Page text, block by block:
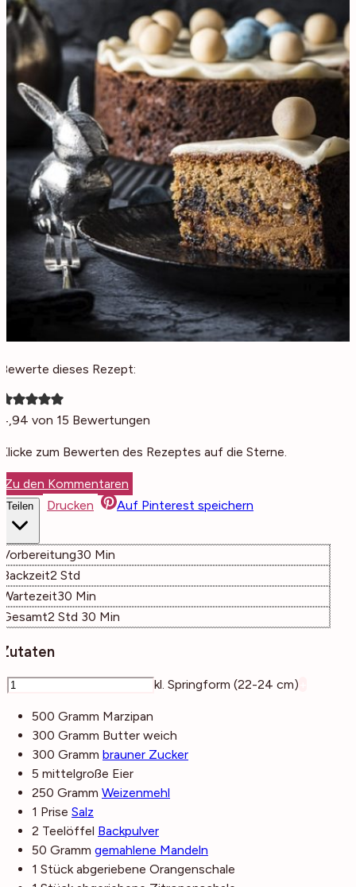
Bewerte dieses Rezept:
4,94 von 15 Bewertungen
Klicke zum Bewerten des Rezeptes auf die Sterne.
Zu den Kommentaren
Teilen Drucken Auf Pinterest speichern
Vorbereitung30 Minuten
Min
Backzeit2 Stunden
Std
Wartezeit30 Minuten
Min
Gesamt2 Stunden
Std 30 Minuten
Min
Zutaten
kl. Springform (22-24 cm)
500 Gramm Marzipan
300 Gramm Butter weich
300 Gramm brauner Zucker
5 mittelgroße Eier
250 Gramm Weizenmehl
1 Prise Salz
2 Teelöffel Backpulver
50 Gramm gemahlene Mandeln
1 Stück abgeriebene Orangenschale